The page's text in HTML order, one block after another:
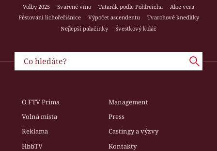
Volby 2025
Svařené víno Tatarák podle Pohlreicha
Aloe vera
Pěstování lichořeřišnice
Výpočet ascendentu
Tvarohové knedlíky
Nejlepší palačinky
Švestkový koláč
O FTV Prima
Management
Volná místa
Press
Reklama
Castingy a výzvy
HbbTV
Kontakty